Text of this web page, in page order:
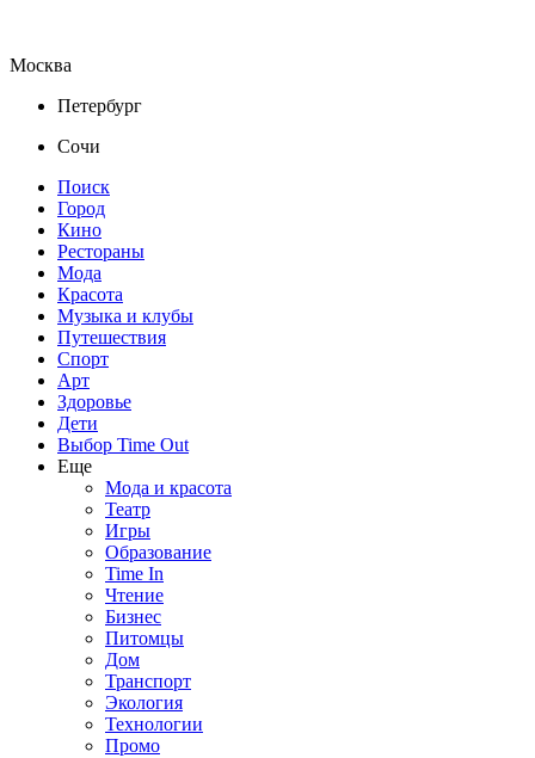
Москва
Петербург
Сочи
Поиск
Город
Кино
Рестораны
Мода
Красота
Музыка и клубы
Путешествия
Спорт
Арт
Здоровье
Дети
Выбор Time Out
Еще
Мода и красота
Театр
Игры
Образование
Time In
Чтение
Бизнес
Питомцы
Дом
Транспорт
Экология
Технологии
Промо